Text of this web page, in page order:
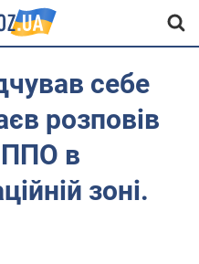
себе
розповів
ППО в
зоні.